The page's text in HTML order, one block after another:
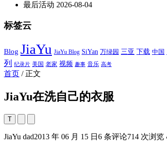
最后活动 2026-08-04
标签云
Blog JiaYu JiaYu Blog SiYan 万绿园 三亚 下载 中国
列
纪录片 美国 老家 视频 趣事 音乐 高考
首页 / 正文
JiaYu在洗自己的衣服
T
JiaYu dad2013 年 06 月 15 日 6 条评论714 次浏览